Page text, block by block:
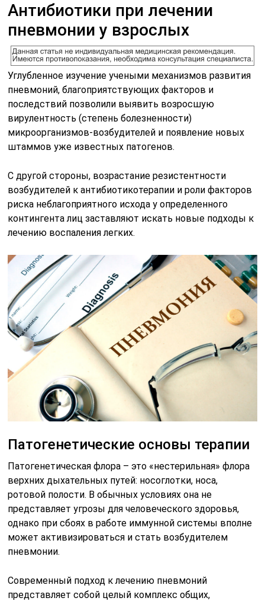
Антибиотики при лечении
пневмонии у взрослых
Углубленное изучение учеными механизмов развития
пневмоний, благоприятствующих факторов и
последствий позволили выявить возросшую
вирулентность (степень болезненности)
микроорганизмов-возбудителей и появление новых
штаммов уже известных патогенов.
С другой стороны, возрастание резистентности
возбудителей к антибиотикотерапии и роли факторов
риска неблагоприятного исхода у определенного
контингента лиц заставляют искать новые подходы к
лечению воспаления легких.
Патогенетические основы терапии
Патогенетическая флора – это «нестерильная» флора
верхних дыхательных путей: носоглотки, носа,
ротовой полости. В обычных условиях она не
представляет угрозы для человеческого здоровья,
однако при сбоях в работе иммунной системы вполне
может активизироваться и стать возбудителем
пневмонии.
Современный подход к лечению пневмоний
представляет собой целый комплекс общих,